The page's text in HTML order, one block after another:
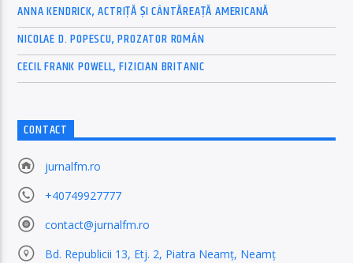
ANNA KENDRICK, ACTRIȚĂ ȘI CÂNTĂREAȚĂ AMERICANĂ
NICOLAE D. POPESCU, PROZATOR ROMÂN
CECIL FRANK POWELL, FIZICIAN BRITANIC
CONTACT
jurnalfm.ro
+40749927777
contact@jurnalfm.ro
Bd. Republicii 13, Etj. 2, Piatra Neamț, Neamț